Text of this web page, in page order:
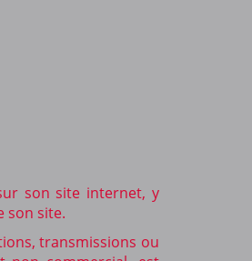
son site internet, y
son site.
transmissions ou